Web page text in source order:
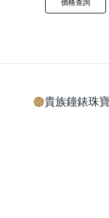
價格查詢
貴族鐘錶珠